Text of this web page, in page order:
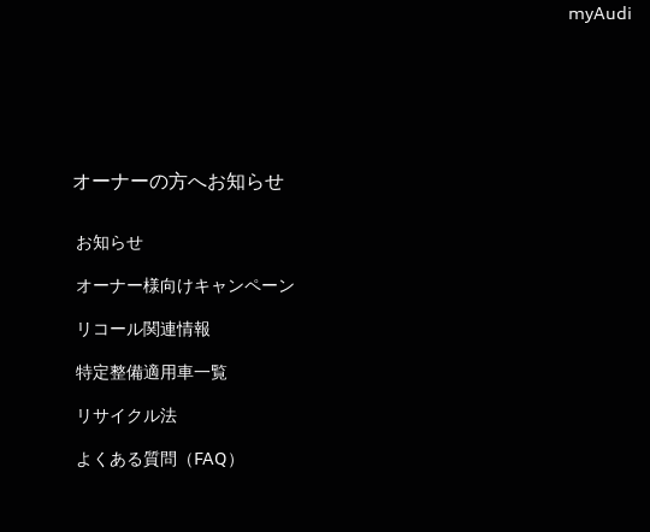
myAudi
オーナーの方へお知らせ
お知らせ
オーナー様向けキャンペーン
リコール関連情報
特定整備適用車一覧
リサイクル法
よくある質問（FAQ）